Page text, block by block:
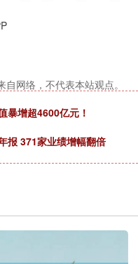
网络，不代表本站观点。
暴增超4600亿元！
报 371家业绩增幅翻倍